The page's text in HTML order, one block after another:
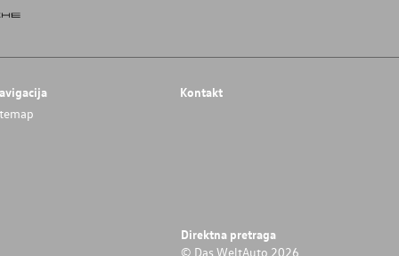
Kontakt
Direktna pretraga
© Das WeltAuto 2026